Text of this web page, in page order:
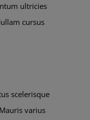
ultricies
cursus
scelerisque
varius